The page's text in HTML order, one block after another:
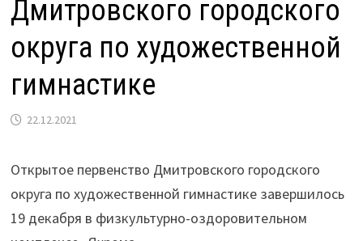
Дмитровского городского
округа по художественной
гимнастике
22.12.2021
Открытое первенство Дмитровского городского
округа по художественной гимнастике завершилось
19 декабря в физкультурно-оздоровительном